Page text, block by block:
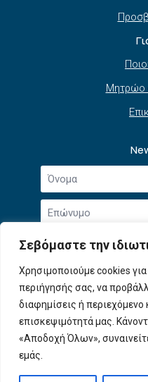
Σεβόμαστε την
Χρησιμοποιούμε cookies
περιήγησής σας, να
διαφημίσεις ή περιεχόμενο
επισκεψιμότητά μας.
«Αποδοχή Όλων»,
εμάς.
Μητρώο
Όνομα
Επώνυμο
Email
*
Αποδοχή
όρων
χρήσης
*
Συμφωνώ με την
Όρους Χρήσης.
Εγγραφή